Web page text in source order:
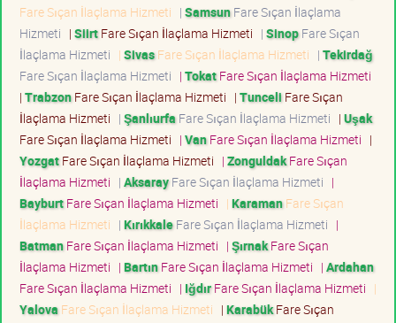
Fare Sıçan İlaçlama Hizmeti | SamsunFare Sıçan İlaçlama
Hizmeti | SiirtFare Sıçan İlaçlama Hizmeti | SinopFare Sıçan
İlaçlama Hizmeti | SivasFare Sıçan İlaçlama Hizmeti | Tekirdağ
Fare Sıçan İlaçlama Hizmeti | TokatFare Sıçan İlaçlama Hizmeti
| TrabzonFare Sıçan İlaçlama Hizmeti | Tunceli Fare Sıçan
İlaçlama Hizmeti | Şanlıurfa Fare Sıçan İlaçlama Hizmeti | Uşak
Fare Sıçan İlaçlama Hizmeti | VanFare Sıçan İlaçlama Hizmeti |
YozgatFare Sıçan İlaçlama Hizmeti | ZonguldakFare Sıçan
İlaçlama Hizmeti | AksarayFare Sıçan İlaçlama Hizmeti |
BayburtFare Sıçan İlaçlama Hizmeti | KaramanFare Sıçan
İlaçlama Hizmeti | KırıkkaleFare Sıçan İlaçlama Hizmeti |
BatmanFare Sıçan İlaçlama Hizmeti | ŞırnakFare Sıçan
İlaçlama Hizmeti | BartınFare Sıçan İlaçlama Hizmeti | Ardahan
Fare Sıçan İlaçlama Hizmeti | IğdırFare Sıçan İlaçlama Hizmeti |
Yalova Fare Sıçan İlaçlama Hizmeti | KarabükFare Sıçan